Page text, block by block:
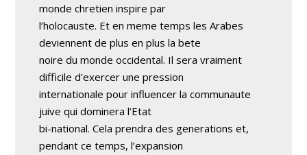
monde chretien inspire par
l’holocauste. Et en meme temps les Arabes
deviennent de plus en plus la bete
noire du monde occidental. Il sera vraiment
difficile d’exercer une pression
internationale pour influencer la communaute
juive qui dominera l’Etat
bi-national. Cela prendra des generations et,
pendant ce temps, l’expansion